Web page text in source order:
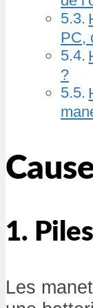
PC,
?
1.
Les